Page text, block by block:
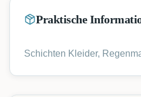
Praktische
Schichten Kleider,